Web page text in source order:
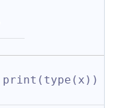
print(type(x))